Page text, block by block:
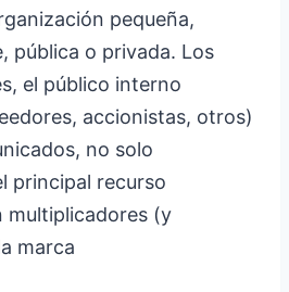
pequeña,
pública o privada. Los
el público interno
accionistas, otros)
no solo
principal recurso
multiplicadores (y
marca